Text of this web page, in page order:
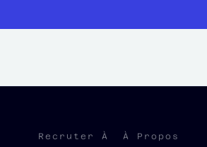
Recruter À À Propos